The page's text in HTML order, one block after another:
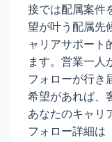
接では配属案件
望が叶う配属先
ャリアサポート
ます。営業一人
フォローが行き
希望があれば、
あなたのキャリ
フォロー詳細は